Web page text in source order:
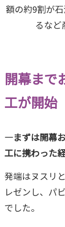
額の約9割が
るなど
開幕まで
工が開始
―まずは開幕
工に携わった
発端はヌスリ
レゼンし、パ
でした。